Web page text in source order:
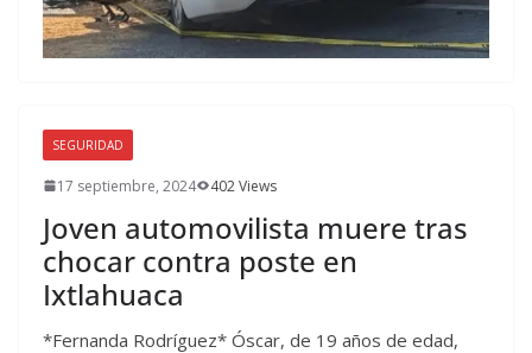
SEGURIDAD
17 septiembre, 2024 402 Views
Joven automovilista muere tras
chocar contra poste en
Ixtlahuaca
*Fernanda Rodríguez* Óscar, de 19 años de edad,